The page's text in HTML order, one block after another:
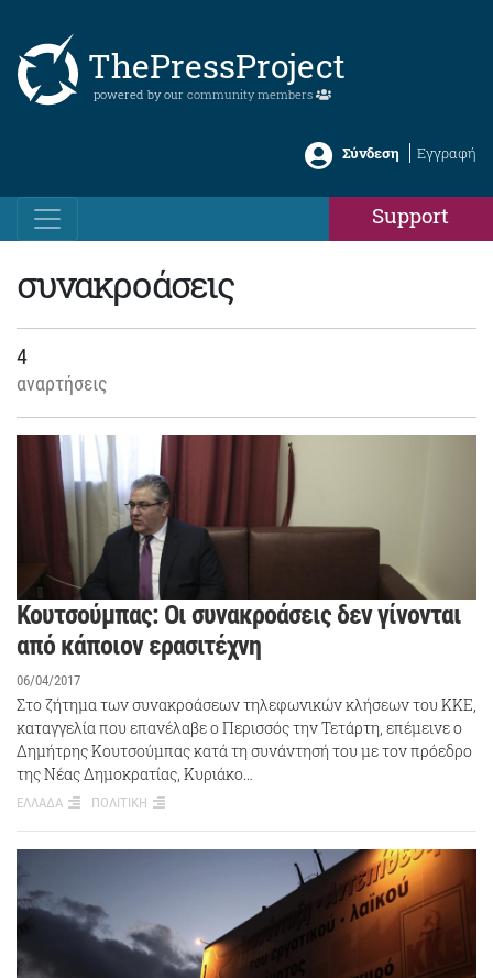
ThePressProject
powered by our community members
Σύνδεση Εγγραφή
Support
συνακροάσεις
4
αναρτήσεις
Κουτσούμπας: Οι συνακροάσεις δεν γίνονται
από κάποιον ερασιτέχνη
06/04/2017
Στο ζήτημα των συνακροάσεων τηλεφωνικών κλήσεων του ΚΚΕ,
καταγγελία που επανέλαβε ο Περισσός την Τετάρτη, επέμεινε ο
Δημήτρης Κουτσούμπας κατά τη συνάντησή του με τον πρόεδρο
της Νέας Δημοκρατίας, Κυριάκο…
ΕΛΛΑΔΑ ΠΟΛΙΤΙΚΗ